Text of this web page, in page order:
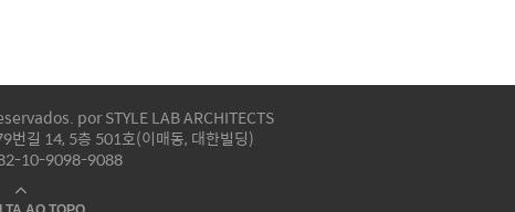
por STYLE LAB ARCHITECTS
번길 14, 5층 501호(이매동, 대한빌딩)
10-9098-9088